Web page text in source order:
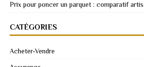
Prix pour poncer un parquet : comparatif
CATÉGORIES
Acheter-Vendre